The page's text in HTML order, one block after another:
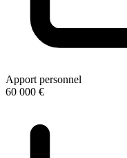
Apport personnel
60 000 €